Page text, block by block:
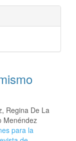
Regina De La
Menéndez
para la